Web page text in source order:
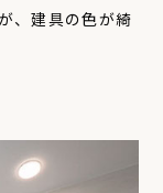
、建具の色が綺